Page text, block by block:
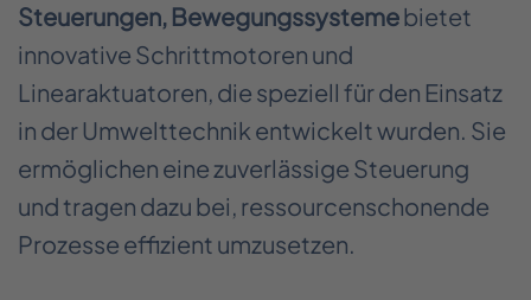
Steuerungen, Bewegungssystemebietet
innovative Schrittmotoren und
Linearaktuatoren, die speziell für den Einsatz
in der Umwelttechnik entwickelt wurden. Sie
ermöglichen eine zuverlässige Steuerung
und tragen dazu bei, ressourcenschonende
Prozesse effizient umzusetzen.